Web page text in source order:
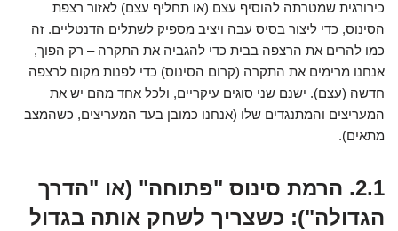
כירורגית שמטרתה להוסיף עצם (או תחליף עצם) לאזור רצפת
הסינוס, כדי ליצור בסיס עבה ויציב מספיק לשתלים הדנטליים. זה
כמו להרים את הרצפה בבית כדי להגביה את התקרה – רק הפוך,
אנחנו מרימים את התקרה (קרום הסינוס) כדי לפנות מקום לרצפה
חדשה (עצם). ישנם שני סוגים עיקריים, ולכל אחד מהם יש את
המעריצים והמתנגדים שלו (אנחנו כמובן בעד המעריצים, כשהמצב
מתאים).
2.1. הרמת סינוס "פתוחה" (או "הדרך
הגדולה"): כשצריך לשחק אותה בגדול